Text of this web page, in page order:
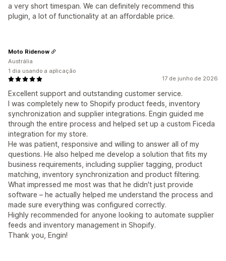
a very short timespan. We can definitely recommend this
plugin, a lot of functionality at an affordable price.
17 de junho de 2026
Excellent support and outstanding customer service.
I was completely new to Shopify product feeds, inventory
synchronization and supplier integrations. Engin guided me
through the entire process and helped set up a custom Ficeda
integration for my store.
He was patient, responsive and willing to answer all of my
questions. He also helped me develop a solution that fits my
business requirements, including supplier tagging, product
matching, inventory synchronization and product filtering.
What impressed me most was that he didn't just provide
software – he actually helped me understand the process and
made sure everything was configured correctly.
Highly recommended for anyone looking to automate supplier
feeds and inventory management in Shopify.
Thank you, Engin!
Moto Ridenow
Austrália
1 dia usando a aplicação